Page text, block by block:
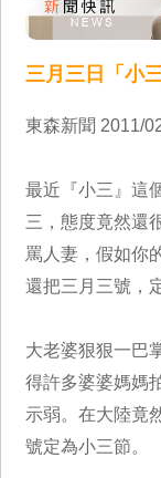
三月三日「小
東森新聞 2011/
最近『小三』這
三，態度竟然還
罵人妻，假如你
還把三月三號，
大老婆狠狠一巴
得許多婆婆媽媽
示弱。在大陸竟
號定為小三節。